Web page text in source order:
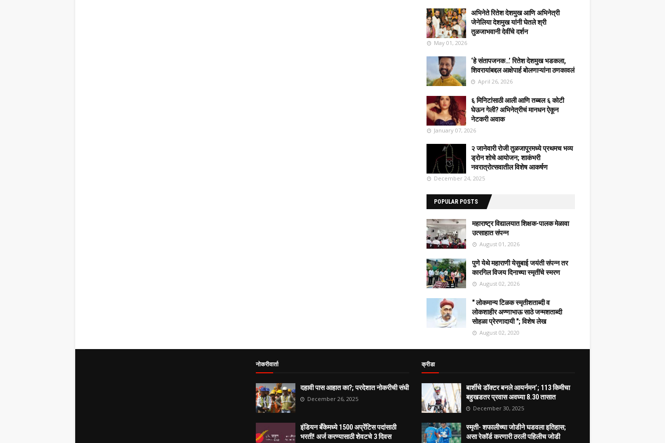
अभिनेते रितेश देशमुख आणि अभिनेत्री
जेनेलिया देशमुख यांनी घेतले श्री
तुळजाभवानी देवींचे दर्शन
May 01, 2026
‘हे संतापजनक…’ रितेश देशमुख भडकला,
शिवरायांबद्दल आक्षेपार्ह बोलणाऱ्यांना ठणकावलं
April 26, 2026
६ मिनिटांसाठी आली आणि तब्बल ६ कोटी
घेऊन गेली? अभिनेत्रीचं मानधन ऐकून
नेटकरी अवाक
January 07, 2026
२ जानेवारी रोजी तुळजापूरमध्ये प्रथमच भव्य
ड्रोन शोचे आयोजन; शाकंभरी
नवरात्रोत्सवातील विशेष आकर्षण
December 24, 2025
POPULAR POSTS
महाराष्ट्र विद्यालयात शिक्षक-पालक मेळावा
उत्साहात संपन्न
August 01, 2026
पुणे येथे महाराणी येसुबाई जयंती संपन्न तर
कारगिल विजय दिनाच्या स्मृतींचे स्मरण
August 02, 2026
" लोकमान्य टिळक स्मृतीशताब्दी व
लोकशाहीर अण्णाभाऊ साठे जन्मशताब्दी
सोहळा प्रेरणादायी "; विशेष लेख
August 02, 2020
नोकरीवार्ता
दहावी पास आहात का?; परदेशात नोकरीची संधी
December 26, 2025
इंडियन बँकेमध्ये 1500 अप्रेंटिस पदांसाठी
भरती! अर्ज करण्यासाठी शेवटचे 3 दिवस
क्रीडा
बार्शीचे डॉक्टर बनले आयर्नमन’; 113 किमीचा
बहुखडतर प्रवास अवघ्या 8.30 तासात
December 30, 2025
स्मृती- शफालीच्या जोडीने घडवला इतिहास;
असा रेकॉर्ड करणारी ठरली पहिलीच जोडी